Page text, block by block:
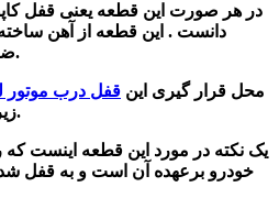
در هر صورت این قطعه یعنی قفل
دانست . این قطعه از آهن
ضربه، مقاوم بالایی داشته باشد.
محل قرار گیری این قفل درب موتور
زیر درب موتور خودرو می باشد.
یک نکته در مورد این قطعه اینست
خودرو برعهده آن است و به قفل